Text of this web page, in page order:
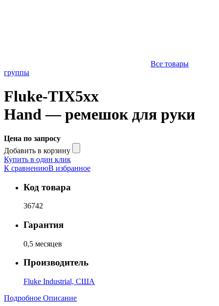
Все товары
группы
Fluke-TIX5xx
Hand — ремешок для руки
Цена по запросу
Добавить в корзину
Купить в один клик
К сравнениюВ избранное
Код товара
36742
Гарантия
0,5 месяцев
Производитель
Fluke Industrial, США
Подробное Описание